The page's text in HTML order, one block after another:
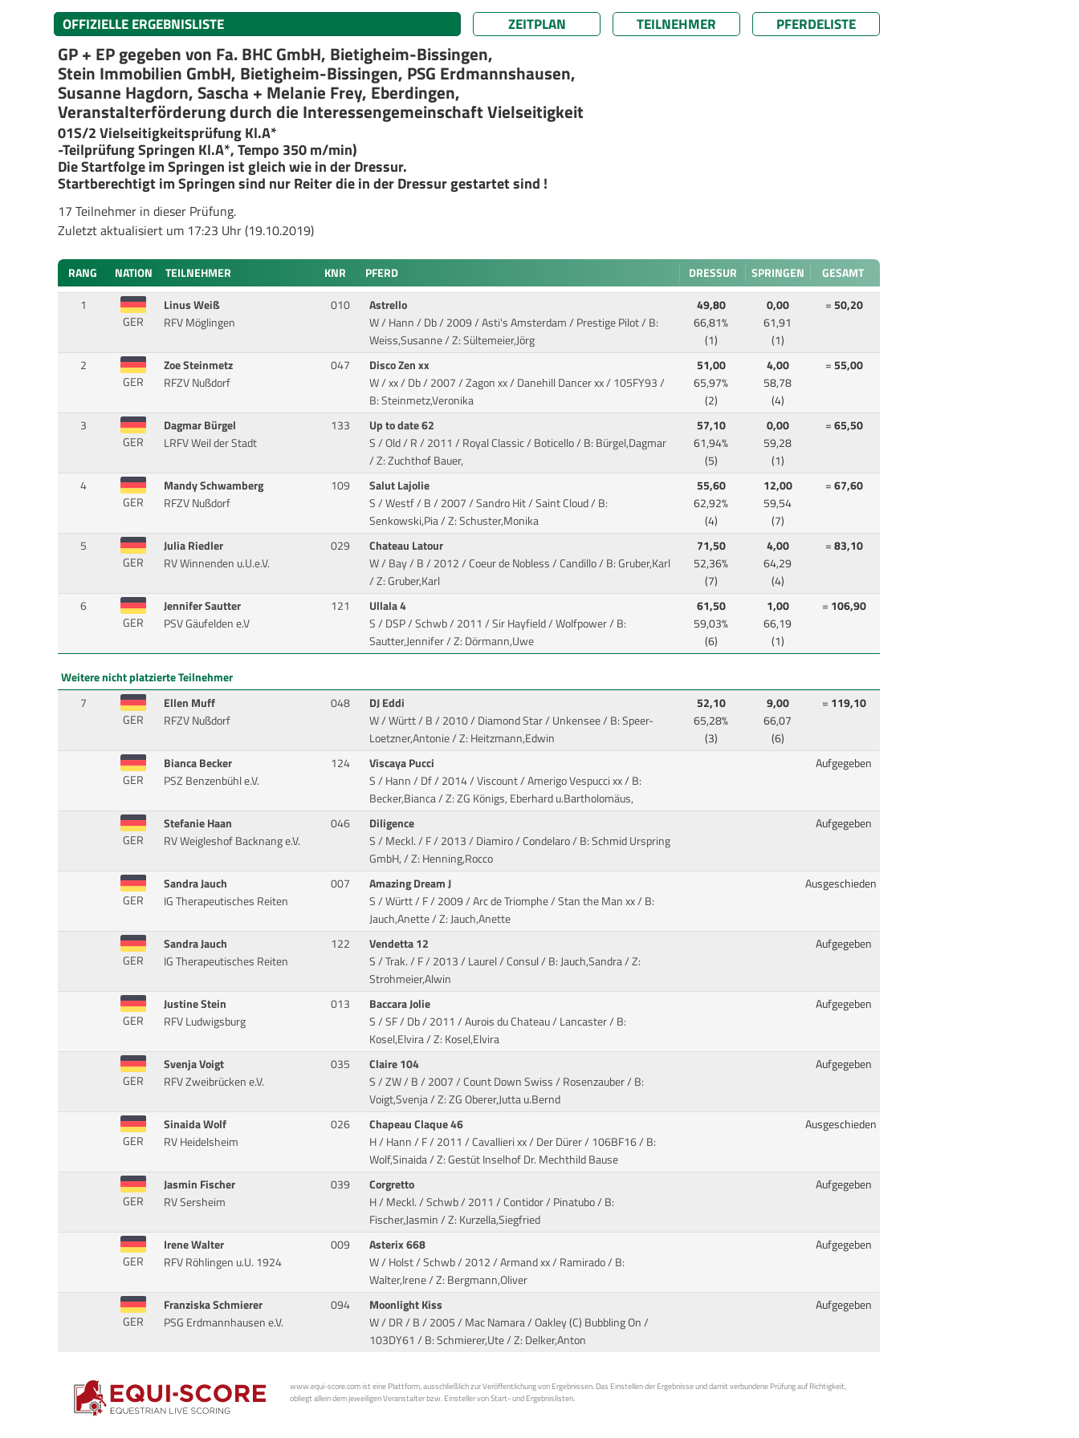
OFFIZIELLE ERGEBNISLISTE ZEITPLAN TEILNEHMER PFERDELISTE
GP + EP gegeben von Fa. BHC GmbH, Bietigheim-Bissingen,
Stein Immobilien GmbH, Bietigheim-Bissingen, PSG Erdmannshausen,
Susanne Hagdorn, Sascha + Melanie Frey, Eberdingen,
Veranstalterförderung durch die Interessengemeinschaft Vielseitigkeit
01S/2 Vielseitigkeitsprüfung Kl.A*
-Teilprüfung Springen Kl.A*, Tempo 350 m/min)
Die Startfolge im Springen ist gleich wie in der Dressur.
Startberechtigt im Springen sind nur Reiter die in der Dressur gestartet sind !
17 Teilnehmer in dieser Prüfung.
Zuletzt aktualisiert um 17:23 Uhr (19.10.2019)
RANG NATION TEILNEHMER KNR PFERD DRESSUR SPRINGEN
GESAMT
1
GER
Linus Weiß
RFV Möglingen
010
Astrello
W / Hann / Db / 2009 / Asti's Amsterdam / Prestige Pilot/ B:
Weiss,Susanne / Z: Sültemeier,Jörg
49,80
66,81%
(1)
0,00
61,91
(1)
=50,20
2
GER
Zoe Steinmetz
RFZV Nußdorf
047
Disco Zen xx
W / xx / Db / 2007 / Zagon xx / Danehill Dancer xx/ 105FY93 /
B: Steinmetz,Veronika
51,00
65,97%
(2)
4,00
58,78
(4)
=55,00
3
GER
Dagmar Bürgel
LRFV Weil der Stadt
133
Up to date 62
S / Old / R / 2011 / Royal Classic / Boticello/ B: Bürgel,Dagmar
/ Z: Zuchthof Bauer,
57,10
61,94%
(5)
0,00
59,28
(1)
=65,50
4
GER
Mandy Schwamberg
RFZV Nußdorf
109
Salut Lajolie
S / Westf / B / 2007 / Sandro Hit / Saint Cloud/ B:
Senkowski,Pia / Z: Schuster,Monika
55,60
62,92%
(4)
12,00
59,54
(7)
=67,60
5
GER
Julia Riedler
RV Winnenden u.U.e.V.
029
Chateau Latour
W / Bay / B / 2012 / Coeur de Nobless / Candillo/ B: Gruber,Karl
/ Z: Gruber,Karl
71,50
52,36%
(7)
4,00
64,29
(4)
=83,10
6
GER
Jennifer Sautter
PSV Gäufelden e.V
121
Ullala 4
S / DSP / Schwb / 2011 / Sir Hayfield / Wolfpower/ B:
Sautter,Jennifer / Z: Dörmann,Uwe
61,50
59,03%
(6)
1,00
66,19
(1)
= 106,90
Weitere nicht platzierte Teilnehmer
7
GER
Ellen Muff
RFZV Nußdorf
048
DJ Eddi
W / Württ / B / 2010 / Diamond Star / Unkensee/ B: Speer-
Loetzner,Antonie / Z: Heitzmann,Edwin
52,10
65,28%
(3)
9,00
66,07
(6)
= 119,10
GER
Bianca Becker
PSZ Benzenbühl e.V.
124
Viscaya Pucci
S / Hann / Df / 2014 / Viscount / Amerigo Vespucci xx/ B:
Becker,Bianca / Z: ZG Königs, Eberhard u.Bartholomäus,
Aufgegeben
GER
Stefanie Haan
RV Weigleshof Backnang e.V.
046
Diligence
S / Meckl. / F / 2013 / Diamiro / Condelaro/ B: Schmid Urspring
GmbH, / Z: Henning,Rocco
Aufgegeben
GER
Sandra Jauch
IG Therapeutisches Reiten
007
Amazing Dream J
S / Württ / F / 2009 / Arc de Triomphe / Stan the Man xx/ B:
Jauch,Anette / Z: Jauch,Anette
Ausgeschieden
GER
Sandra Jauch
IG Therapeutisches Reiten
122
Vendetta 12
S / Trak. / F / 2013 / Laurel / Consul/ B: Jauch,Sandra / Z:
Strohmeier,Alwin
Aufgegeben
GER
Justine Stein
RFV Ludwigsburg
013
Baccara Jolie
S / SF / Db / 2011 / Aurois du Chateau / Lancaster/ B:
Kosel,Elvira / Z: Kosel,Elvira
Aufgegeben
GER
Svenja Voigt
RFV Zweibrücken e.V.
035
Claire 104
S / ZW / B / 2007 / Count Down Swiss / Rosenzauber/ B:
Voigt,Svenja / Z: ZG Oberer,Jutta u.Bernd
Aufgegeben
GER
Sinaida Wolf
RV Heidelsheim
026
Chapeau Claque 46
H / Hann / F / 2011 / Cavallieri xx / Der Dürer/ 106BF16 / B:
Wolf,Sinaida / Z: Gestüt Inselhof Dr. Mechthild Bause
Ausgeschieden
GER
Jasmin Fischer
RV Sersheim
039
Corgretto
H / Meckl. / Schwb / 2011 / Contidor / Pinatubo/ B:
Fischer,Jasmin / Z: Kurzella,Siegfried
Aufgegeben
GER
Irene Walter
RFV Röhlingen u.U. 1924
009
Asterix 668
W / Holst / Schwb / 2012 / Armand xx / Ramirado/ B:
Walter,Irene / Z: Bergmann,Oliver
Aufgegeben
GER
Franziska Schmierer
PSG Erdmannhausen e.V.
094
Moonlight Kiss
W / DR / B / 2005 / Mac Namara / Oakley (C) Bubbling On/
103DY61 / B: Schmierer,Ute / Z: Delker,Anton
Aufgegeben
www.equi-score.com ist eine Plattform, ausschließlich zur Veröffentlichung von Ergebnissen. Das Einstellen der Ergebnisse und damit verbundene Prüfung auf Richtigkeit,
obliegt allein dem jeweiligen Veranstalter bzw. Einsteller von Start- und Ergebnislisten.